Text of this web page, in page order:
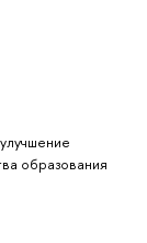
образования